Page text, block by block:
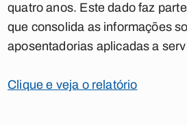
quatro anos. Este dado faz
que consolida as informações
aposentadorias aplicadas a
Clique e veja o relatório